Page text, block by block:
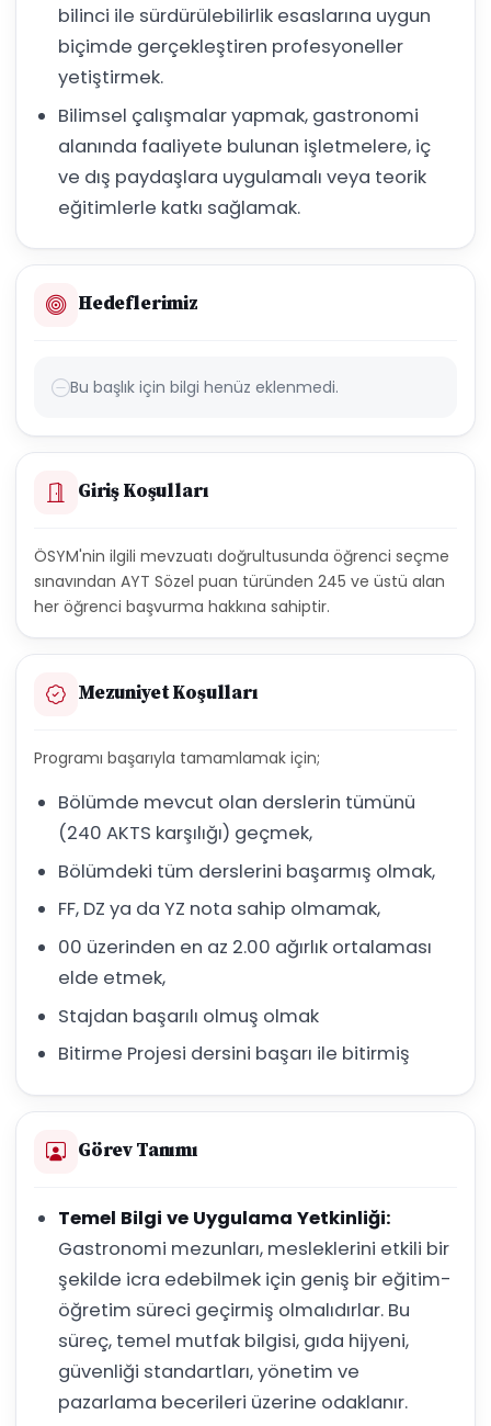
bilinci ile sürdürülebilirlik esaslarına uygun
biçimde gerçekleştiren profesyoneller
yetiştirmek.
Bilimsel çalışmalar yapmak, gastronomi
alanında faaliyete bulunan işletmelere, iç
ve dış paydaşlara uygulamalı veya teorik
eğitimlerle katkı sağlamak.
Hedeflerimiz
Bu başlık için bilgi henüz eklenmedi.
Giriş Koşulları
ÖSYM'nin ilgili mevzuatı doğrultusunda öğrenci seçme
sınavından AYT Sözel puan türünden 245 ve üstü alan
her öğrenci başvurma hakkına sahiptir.
Mezuniyet Koşulları
Programı başarıyla tamamlamak için;
Bölümde mevcut olan derslerin tümünü
(240 AKTS karşılığı) geçmek,
Bölümdeki tüm derslerini başarmış olmak,
FF, DZ ya da YZ nota sahip olmamak,
00 üzerinden en az 2.00 ağırlık ortalaması
elde etmek,
Stajdan başarılı olmuş olmak
Bitirme Projesi dersini başarı ile bitirmiş
Görev Tanımı
Temel Bilgi ve Uygulama Yetkinliği:
Gastronomi mezunları, mesleklerini etkili bir
şekilde icra edebilmek için geniş bir eğitim-
öğretim süreci geçirmiş olmalıdırlar. Bu
süreç, temel mutfak bilgisi, gıda hijyeni,
güvenliği standartları, yönetim ve
pazarlama becerileri üzerine odaklanır.